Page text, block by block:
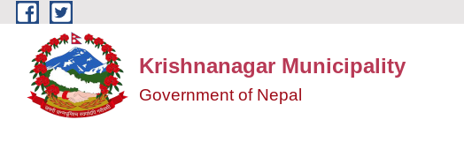
Skip to main content
Krishnanagar Municipality
Government of Nepal